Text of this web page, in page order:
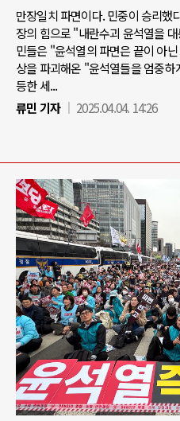
만장일치 파면이다. 민중이 승리했
장의 힘으로 "내란수괴 윤석열을
민들은 "윤석열의 파면은 끝이 아
상을 파괴해온 "윤석열들을 엄중
등한 세...
류민 기자
2025.04.04. 14:26